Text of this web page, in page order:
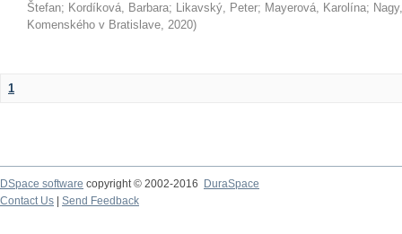
Štefan; Kordíková, Barbara; Likavský, Peter; Mayerová, Karolína;
Komenského v Bratislave, 2020)
1
DSpace software copyright © 2002-2016
DuraSpace
Contact Us
Send Feedback